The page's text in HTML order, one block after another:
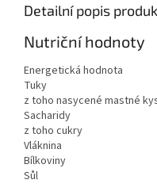
Detailní popis
Nutriční hodnoty
Energetická hodnota
Tuky
z toho nasycené mastné
Sacharidy
z toho cukry
Vláknina
Bílkoviny
Sůl